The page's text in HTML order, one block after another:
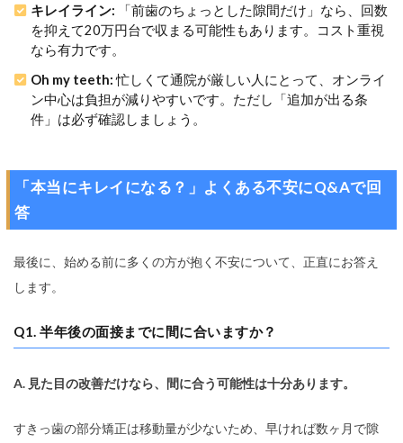
キレイライン: 「前歯のちょっとした隙間だけ」なら、回数
を抑えて20万円台で収まる可能性もあります。コスト重視
なら有力です。
Oh my teeth:忙しくて通院が厳しい人にとって、オンライ
ン中心は負担が減りやすいです。ただし「追加が出る条
件」は必ず確認しましょう。
「本当にキレイになる？」よくある不安にQ&Aで回
答
最後に、始める前に多くの方が抱く不安について、正直にお答え
します。
Q1. 半年後の面接までに間に合いますか？
A. 見た目の改善だけなら、間に合う可能性は十分あります。
すきっ歯の部分矯正は移動量が少ないため、早ければ数ヶ月で隙